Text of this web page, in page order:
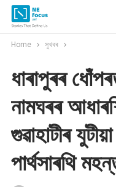
Home সুখবৰ
ধাৰাপুৰৰ
নামঘৰৰ
গুৱাহাটীৰ
পাৰ্থসাৰথি